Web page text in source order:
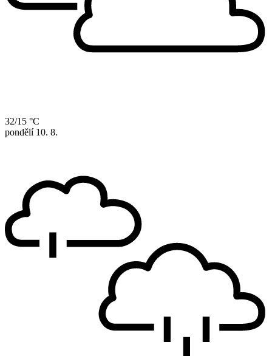
32/15 °C
pondělí 10. 8.